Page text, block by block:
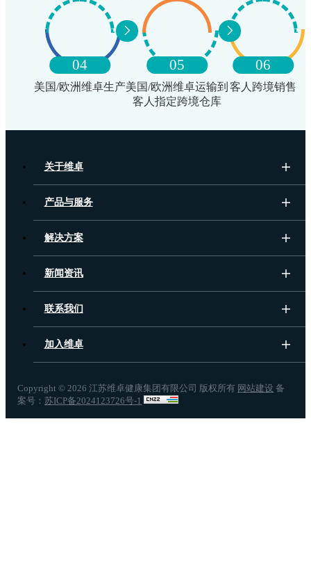
04
美国/欧洲维卓生产
05
美国/欧洲维卓运输到
客人指定跨境仓库
06
客人跨境销售
关于维卓
产品与服务
解决方案
新闻资讯
联系我们
加入维卓
Copyright © 2026 江苏维卓健康集团有限公司 版权所有 网站建设 备
案号：苏ICP备2024123726号-1